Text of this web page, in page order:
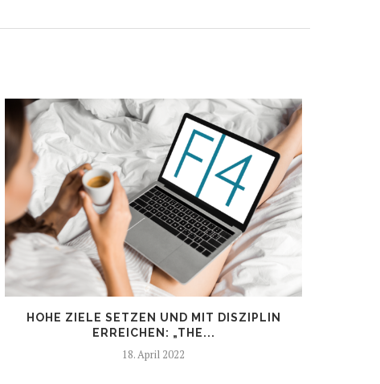
HOHE ZIELE SETZEN UND MIT DISZIPLIN
ERREICHEN: „THE...
18. April 2022